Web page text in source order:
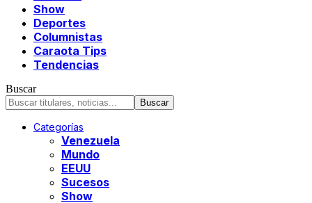
Show
Deportes
Columnistas
Caraota Tips
Tendencias
Buscar
Categorías
Venezuela
Mundo
EEUU
Sucesos
Show